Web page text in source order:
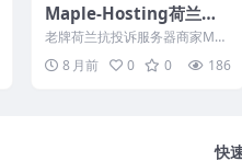
Maple-Hosting荷兰抗
投诉物理机：199美元/
月，独享1Gbps带宽不限
流量，支持支付宝/微信
老牌荷兰抗投诉服务器商家Map
le-Hosting很少搞活动了，这次
2025年黑...
8 月前 0 0 186
快